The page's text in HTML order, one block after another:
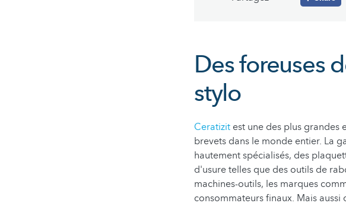
Des foreuses
stylo
Ceratizit est une des plus grandes
brevets dans le monde entier. La
hautement spécialisés, des
d'usure telles que des outils de
machines-outils, les marques
consommateurs finaux. Mais